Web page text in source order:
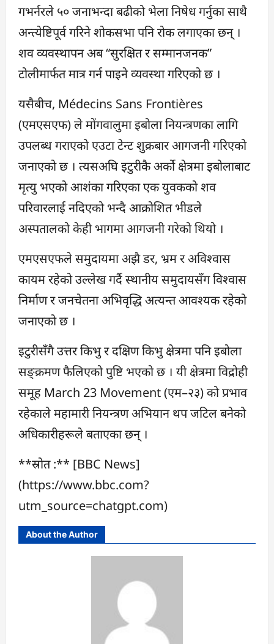
गभर्नरले ५० जनाभन्दा बढीको भेला निषेध गर्नुका साथै
अन्त्येष्टिपूर्व गरिने शोकसभा पनि रोक लगाएका छन् ।
शव व्यवस्थापन अब “सुरक्षित र सम्मानजनक”
टोलीमार्फत मात्र गर्न पाइने व्यवस्था गरिएको छ ।
यसैबीच, Médecins Sans Frontières
(एमएसएफ) ले मोंगवालुमा इबोला नियन्त्रणका लागि
उपलब्ध गराएको एउटा टेन्ट शुक्रबार आगजनी गरिएको
जनाएको छ । त्यसअघि इटुरीकै अर्को क्षेत्रमा इबोलाबाट
मृत्यु भएको आशंका गरिएका एक युवकको शव
परिवारलाई नदिएको भन्दै आक्रोशित भीडले
अस्पतालको केही भागमा आगजनी गरेको थियो ।
एमएसएफले समुदायमा अझै डर, भ्रम र अविश्वास
कायम रहेको उल्लेख गर्दै स्थानीय समुदायसँग विश्वास
निर्माण र जनचेतना अभिवृद्धि अत्यन्त आवश्यक रहेको
जनाएको छ ।
इटुरीसँगै उत्तर किभु र दक्षिण किभु क्षेत्रमा पनि इबोला
सङ्क्रमण फैलिएको पुष्टि भएको छ । यी क्षेत्रमा विद्रोही
समूह March 23 Movement (एम–२३) को प्रभाव
रहेकाले महामारी नियन्त्रण अभियान थप जटिल बनेको
अधिकारीहरूले बताएका छन् ।
**स्रोत :** [BBC News]
(https://www.bbc.com?
utm_source=chatgpt.com)
About the Author